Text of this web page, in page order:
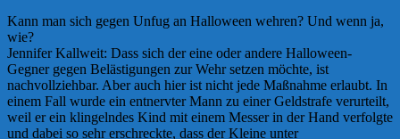
Kann man sich gegen Unfug an Halloween wehren? Und wenn ja,
wie?
Jennifer Kallweit: Dass sich der eine oder andere Halloween-
Gegner gegen Belästigungen zur Wehr setzen möchte, ist
nachvollziehbar. Aber auch hier ist nicht jede Maßnahme erlaubt. In
einem Fall wurde ein entnervter Mann zu einer Geldstrafe verurteilt,
weil er ein klingelndes Kind mit einem Messer in der Hand verfolgte
und dabei so sehr erschreckte, dass der Kleine unter